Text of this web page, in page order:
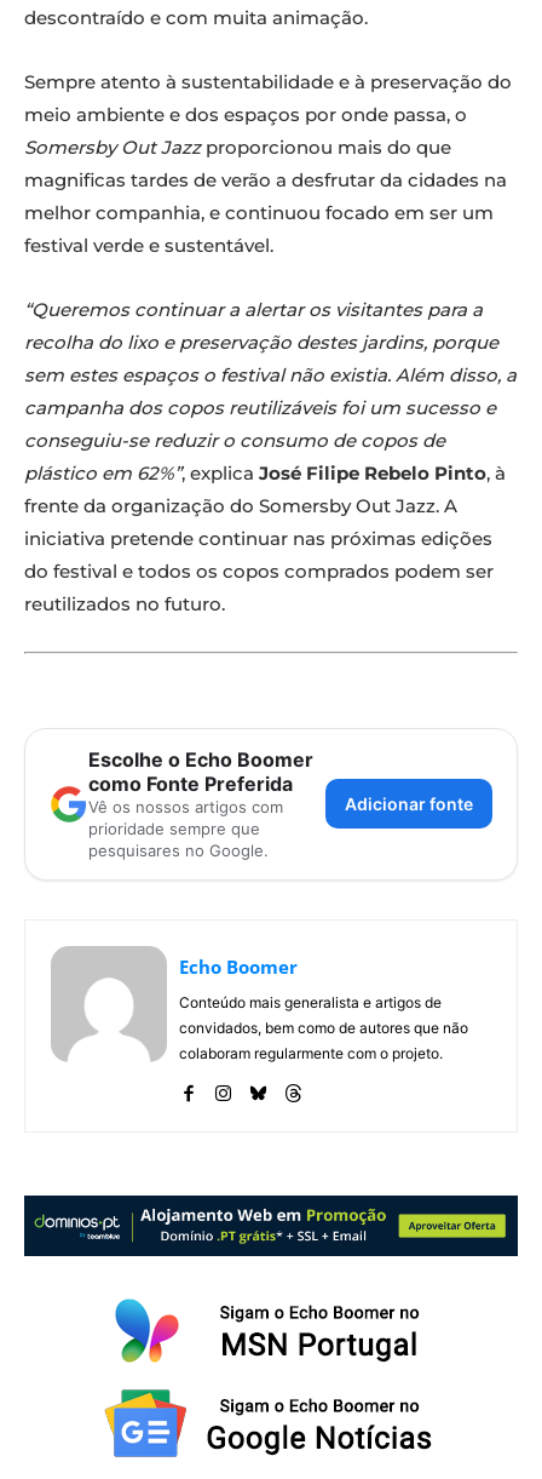
descontraído e com muita animação.
Sempre atento à sustentabilidade e à preservação do
meio ambiente e dos espaços por onde passa, o
Somersby Out Jazzproporcionou mais do que
magnificas tardes de verão a desfrutar da cidades na
melhor companhia, e continuou focado em ser um
festival verde e sustentável.
“Queremos continuar a alertar os visitantes para a
recolha do lixo e preservação destes jardins, porque
sem estes espaços o festival não existia. Além disso, a
campanha dos copos reutilizáveis foi um sucesso e
conseguiu-se reduzir o consumo de copos de
plástico em 62%”, explica José Filipe Rebelo Pinto, à
frente da organização do Somersby Out Jazz. A
iniciativa pretende continuar nas próximas edições
do festival e todos os copos comprados podem ser
reutilizados no futuro.
Escolhe o Echo Boomer
como Fonte Preferida
Vê os nossos artigos com
prioridade sempre que
pesquisares no Google.
Adicionar fonte
Echo Boomer
Conteúdo mais generalista e artigos de
convidados, bem como de autores que não
colaboram regularmente com o projeto.